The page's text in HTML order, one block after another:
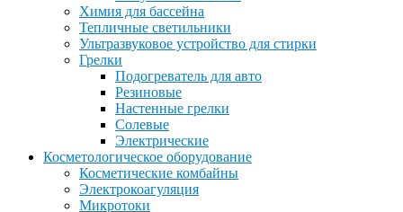
Химия для бассейна
Тепличные светильники
Ультразвуковое устройство для стирки
Грелки
Подогреватель для авто
Резиновые
Настенные грелки
Солевые
Электрические
Косметологическое оборудование
Косметические комбайны
Электрокоагуляция
Микротоки